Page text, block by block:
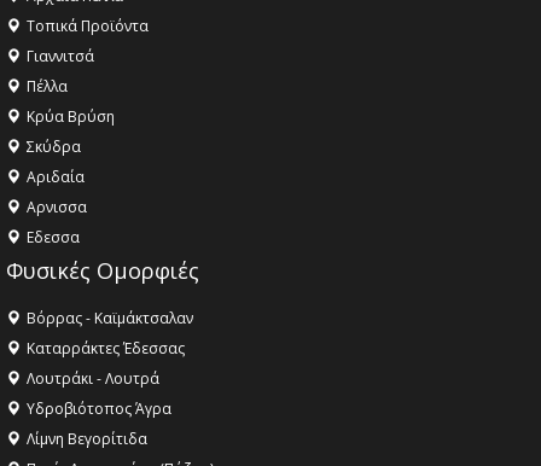
Τοπικά Προϊόντα
Γιαννιτσά
Πέλλα
Κρύα Βρύση
Σκύδρα
Αριδαία
Aρνισσα
Eδεσσα
Φυσικές Ομορφιές
Βόρρας - Καϊμάκτσαλαν
Καταρράκτες Έδεσσας
Λουτράκι - Λουτρά
Υδροβιότοπος Άγρα
Λίμνη Βεγορίτιδα